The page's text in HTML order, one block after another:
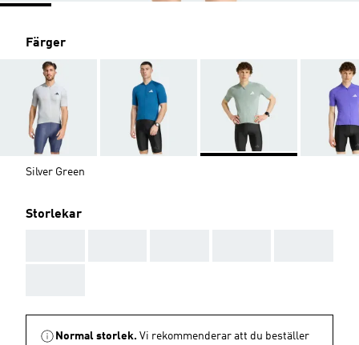
Färger
Silver Green
Storlekar
Normal storlek. Vi rekommenderar att du beställer